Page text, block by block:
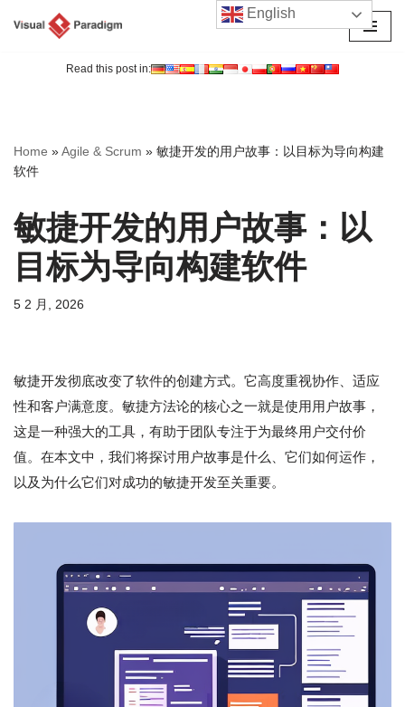
Read this post in:
Home »Agile & Scrum » 敏捷开发的用户故事：以目标为导向构建
软件
敏捷开发的用户故事：以
目标为导向构建软件
5 2 月, 2026
敏捷开发彻底改变了软件的创建方式。它高度重视协作、适应
性和客户满意度。敏捷方法论的核心之一就是使用用户故事，
这是一种强大的工具，有助于团队专注于为最终用户交付价
值。在本文中，我们将探讨用户故事是什么、它们如何运作，
以及为什么它们对成功的敏捷开发至关重要。
English